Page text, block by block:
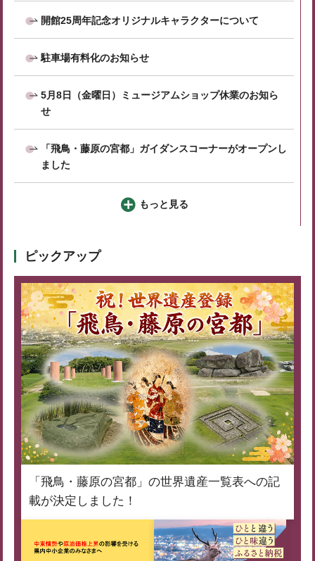
開館25周年記念オリジナルキャラクターについて
駐車場有料化のお知らせ
5月8日（金曜日）ミュージアムショップ休業のお知ら
せ
「飛鳥・藤原の宮都」ガイダンスコーナーがオープンし
ました
もっと見る
ピックアップ
「飛鳥・藤原の宮都」の世界遺産一覧表への記
載が決定しました！